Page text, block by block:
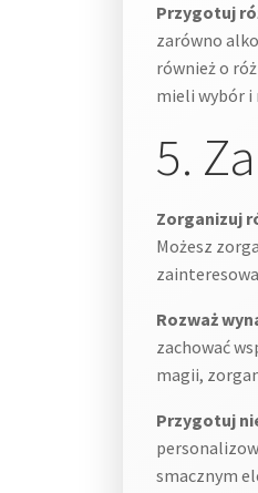
Przygotuj
zarówno
również o
mieli wybór i
5.
Zorganizuj
Możesz
Rozważ
zachować
magii,
Przygotuj
smacznym